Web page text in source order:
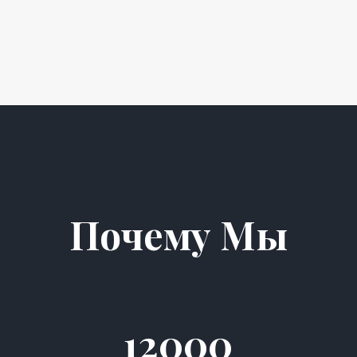
Почему Мы
12000